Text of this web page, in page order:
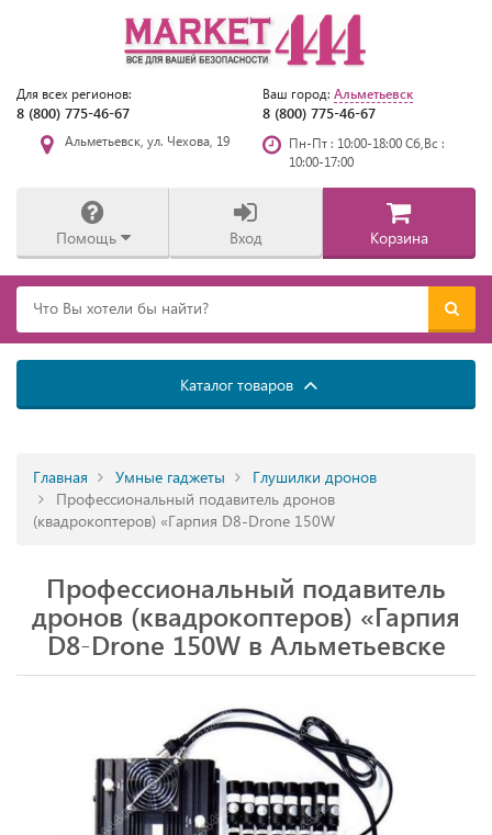
Для всех регионов:
8 (800) 775-46-67
Ваш город: Альметьевск
8 (800) 775-46-67
Альметьевск, ул. Чехова, 19
Пн-Пт : 10:00-18:00 Сб,Вс :
10:00-17:00
Помощь Вход Корзина
Каталог товаров
Главная Умные гаджеты
Глушилки дронов
Профессиональный подавитель дронов
(квадрокоптеров) «Гарпия D8-Drone 150W
Профессиональный подавитель
дронов (квадрокоптеров) «Гарпия
D8-Drone 150W в Альметьевске